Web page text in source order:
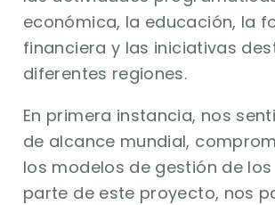
económica, la educación, la
financiera y las iniciativas
diferentes regiones.
En primera instancia, nos
de alcance mundial,
los modelos de gestión de
parte de este proyecto, nos